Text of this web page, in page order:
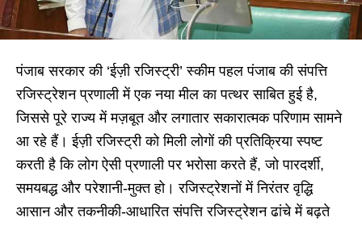
पंजाब सरकार की ‘ईज़ी रजिस्ट्री’ स्कीम पहल पंजाब की संपत्ति
रजिस्ट्रेशन प्रणाली में एक नया मील का पत्थर साबित हुई है,
जिससे पूरे राज्य में मज़बूत और लगातार सकारात्मक परिणाम सामने
आ रहे हैं। ईज़ी रजिस्ट्री को मिली लोगों की प्रतिक्रिया स्पष्ट
करती है कि लोग ऐसी प्रणाली पर भरोसा करते हैं, जो पारदर्शी,
समयबद्ध और परेशानी-मुक्त हो। रजिस्ट्रेशनों में निरंतर वृद्धि
आसान और तकनीकी-आधारित संपत्ति रजिस्ट्रेशन ढांचे में बढ़ते